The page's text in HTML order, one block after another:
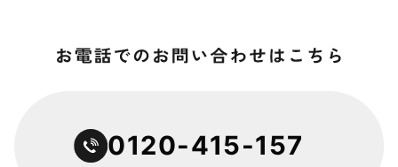
0120-415-157